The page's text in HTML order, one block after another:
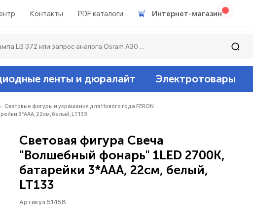
Контакты PDF каталоги Интернет-магазин
Светодиодные лампы
Металлогалогенные лампы
Акцентное освещение
ленты и дюралайт
Ленты светодиодные 12v
Аксессуары
Электротовары
Датчики
Эпра (балласты)
Гирлянды белт-лайт
Световые фигуры и украшения для Нового года FERON
3*ААА, 22см, белый, LT133
Световая фигура Свеча
"Волшебный фонарь" 1LED 2700K,
батарейки 3*ААА, 22см, белый,
LT133
Артикул 51458